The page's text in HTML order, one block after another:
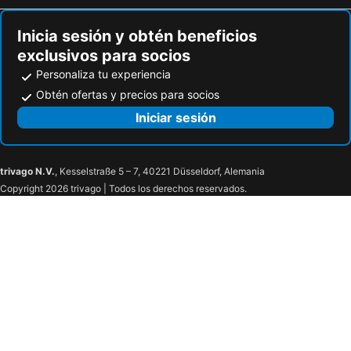
Hotel Selenia Residence
Tivoli Palazzo 1880 Lecce Hotel
Il Melograno
Suite 10 Home Design & Spa
B&B Piazza 300mila
Maison Rudy - by Annet
Borgoterra
Grand Hotel Olimpo
Masseria Montepaolo Dimora di Charme
Inicia sesión y obtén beneficios
exclusivos para socios
Personaliza tu experiencia
Obtén ofertas y precios para socios
Iniciar sesión
trivago N.V., Kesselstraße 5 – 7, 40221 Düsseldorf, Alemania
Copyright 2026 trivago | Todos los derechos reservados.